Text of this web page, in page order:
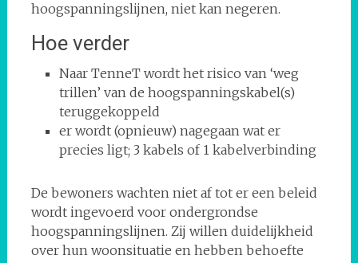
hoogspanningslijnen, niet kan negeren.
Hoe verder
Naar TenneT wordt het risico van ‘weg
trillen’ van de hoogspanningskabel(s)
teruggekoppeld
er wordt (opnieuw) nagegaan wat er
precies ligt; 3 kabels of 1 kabelverbinding
De bewoners wachten niet af tot er een beleid
wordt ingevoerd voor ondergrondse
hoogspanningslijnen. Zij willen duidelijkheid
over hun woonsituatie en hebben behoefte